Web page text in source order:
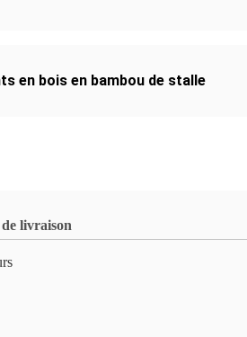
en bois en bambou de stalle
livraison